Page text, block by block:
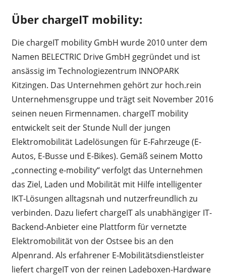
Über chargeIT mobility:
Die chargeIT mobility GmbH wurde 2010 unter dem
Namen BELECTRIC Drive GmbH gegründet und ist
ansässig im Technologiezentrum INNOPARK
Kitzingen. Das Unternehmen gehört zur hoch.rein
Unternehmensgruppe und trägt seit November 2016
seinen neuen Firmennamen. chargeIT mobility
entwickelt seit der Stunde Null der jungen
Elektromobilität Ladelösungen für E-Fahrzeuge (E-
Autos, E-Busse und E-Bikes). Gemäß seinem Motto
„connecting e-mobility“ verfolgt das Unternehmen
das Ziel, Laden und Mobilität mit Hilfe intelligenter
IKT-Lösungen alltagsnah und nutzerfreundlich zu
verbinden. Dazu liefert chargeIT als unabhängiger IT-
Backend-Anbieter eine Plattform für vernetzte
Elektromobilität von der Ostsee bis an den
Alpenrand. Als erfahrener E-Mobilitätsdienstleister
liefert chargeIT von der reinen Ladeboxen-Hardware